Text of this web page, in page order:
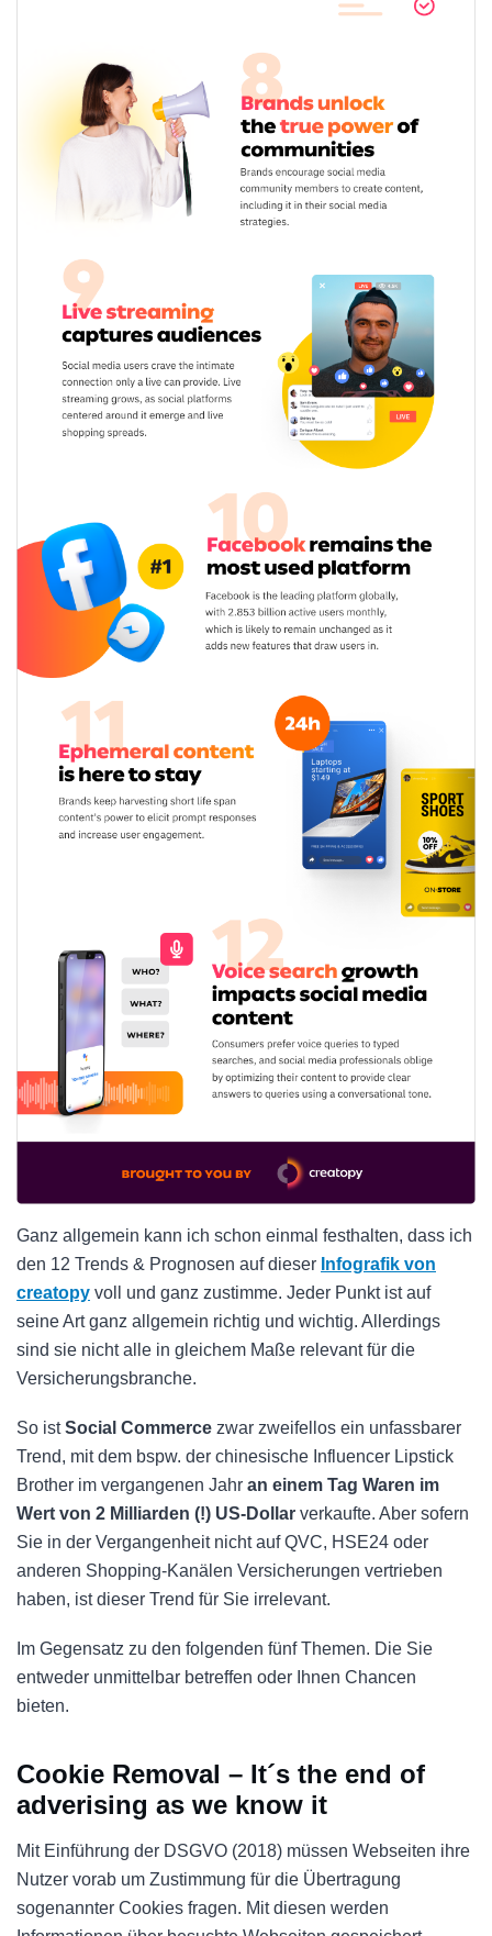
Ganz allgemein kann ich schon einmal festhalten, dass ich
den 12 Trends & Prognosen auf dieser Infografik von
creatopy voll und ganz zustimme. Jeder Punkt ist auf
seine Art ganz allgemein richtig und wichtig. Allerdings
sind sie nicht alle in gleichem Maße relevant für die
Versicherungsbranche.
So istSocial Commerce zwar zweifellos ein unfassbarer
Trend, mit dem bspw. der chinesische Influencer Lipstick
Brother im vergangenen Jahr an einem Tag Waren im
Wert von 2 Milliarden (!) US-Dollar verkaufte. Aber sofern
Sie in der Vergangenheit nicht auf QVC, HSE24 oder
anderen Shopping-Kanälen Versicherungen vertrieben
haben, ist dieser Trend für Sie irrelevant.
Im Gegensatz zu den folgenden fünf Themen. Die Sie
entweder unmittelbar betreffen oder Ihnen Chancen
bieten.
Cookie Removal – It´s the end of
adverising as we know it
Mit Einführung der DSGVO (2018) müssen Webseiten ihre
Nutzer vorab um Zustimmung für die Übertragung
sogenannter Cookies fragen. Mit diesen werden